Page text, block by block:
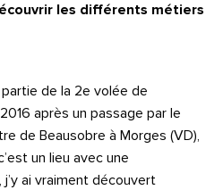
les différents métiers
de la 2e volée de
après un passage par le
de Beausobre à Morges (VD),
un lieu avec une
ai vraiment découvert